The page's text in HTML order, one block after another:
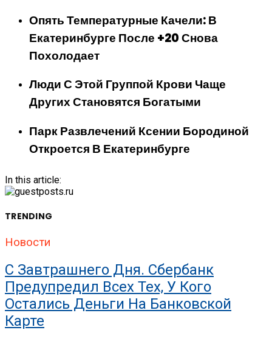
Опять Температурные Качели: В
Екатеринбурге После +20 Снова
Похолодает
Люди С Этой Группой Крови Чаще
Других Становятся Богатыми
Парк Развлечений Ксении Бородиной
Откроется В Екатеринбурге
In this article:
TRENDING
Новости
С Завтрашнего Дня. Сбербанк
Предупредил Всех Тех, У Кого
Остались Деньги На Банковской
Карте